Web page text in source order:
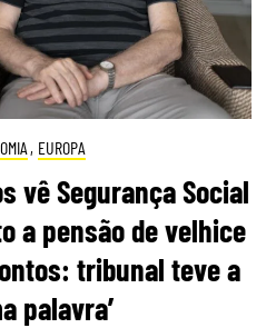
, EUROPA
vê Segurança Social
a pensão de velhice
tribunal teve a
palavra’